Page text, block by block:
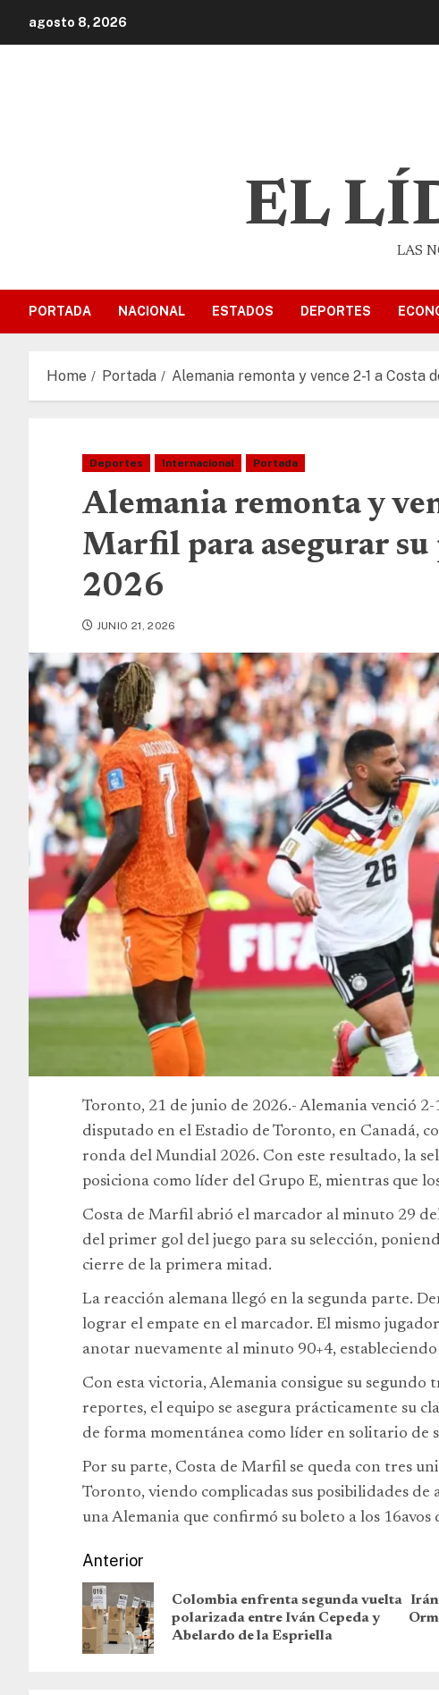
agosto 8, 2026
EL
LAS
PORTADA NACIONAL ESTADOS DEPORTES
Home Portada Alemania remonta y vence 2-1 a Costa
Deportes Internacional Portada
Alemania remonta y
Marfil para asegurar
2026
JUNIO 21, 2026
Toronto, 21 de junio de 2026.- Alemania venció
disputado en el Estadio de Toronto, en Canadá,
ronda del Mundial 2026. Con este resultado, la
posiciona como líder del Grupo E, mientras que
Costa de Marfil abrió el marcador al minuto 29
del primer gol del juego para su selección,
cierre de la primera mitad.
La reacción alemana llegó en la segunda parte.
lograr el empate en el marcador. El mismo
anotar nuevamente al minuto 90+4,
Con esta victoria, Alemania consigue su segundo
reportes, el equipo se asegura prácticamente su
de forma momentánea como líder en solitario de
Por su parte, Costa de Marfil se queda con tres
Toronto, viendo complicadas sus posibilidades
una Alemania que confirmó su boleto a los 16avos
Anterior
Colombia enfrenta segunda vuelta
polarizada entre Iván Cepeda y
Abelardo de la Espriella